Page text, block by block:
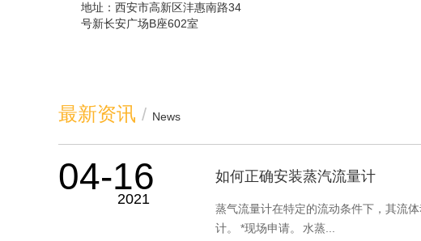
地址：西安市高新区沣惠南路34
号新长安广场B座602室
最新资讯 / News
04-16
2021
如何正确安装蒸汽流量计
蒸气流量计在特定的流动条件下，其流
计。 *现场申请。 水蒸...